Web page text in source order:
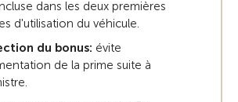
dans les deux premières
d'utilisation du véhicule.
du bonus: évite
de la prime suite à